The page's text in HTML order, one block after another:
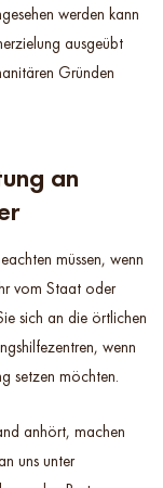
werden kann
ausgeübt
Gründen
an
müssen, wenn
vom Staat oder
sich an die örtlichen
wenn
setzen möchten.
anhört, machen
uns unter